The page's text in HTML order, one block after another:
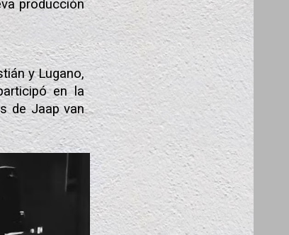
producción
y Lugano,
en la
de Jaap van